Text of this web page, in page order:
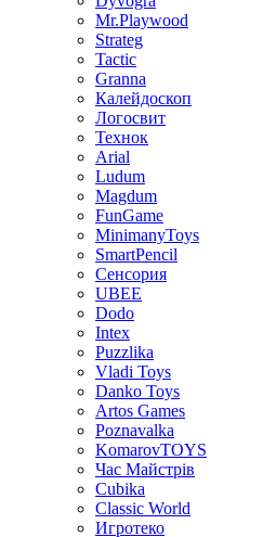
Mr.Playwood
Strateg
Tactic
Granna
Калейдоскоп
Логосвит
Технок
Arial
Ludum
Magdum
FunGame
MinimanyToys
SmartPencil
Сенсория
UBEE
Dodo
Intex
Puzzlika
Vladi Toys
Danko Toys
Artos Games
Poznavalka
KomarovTOYS
Час Майстрів
Cubika
Classic World
Игротеко